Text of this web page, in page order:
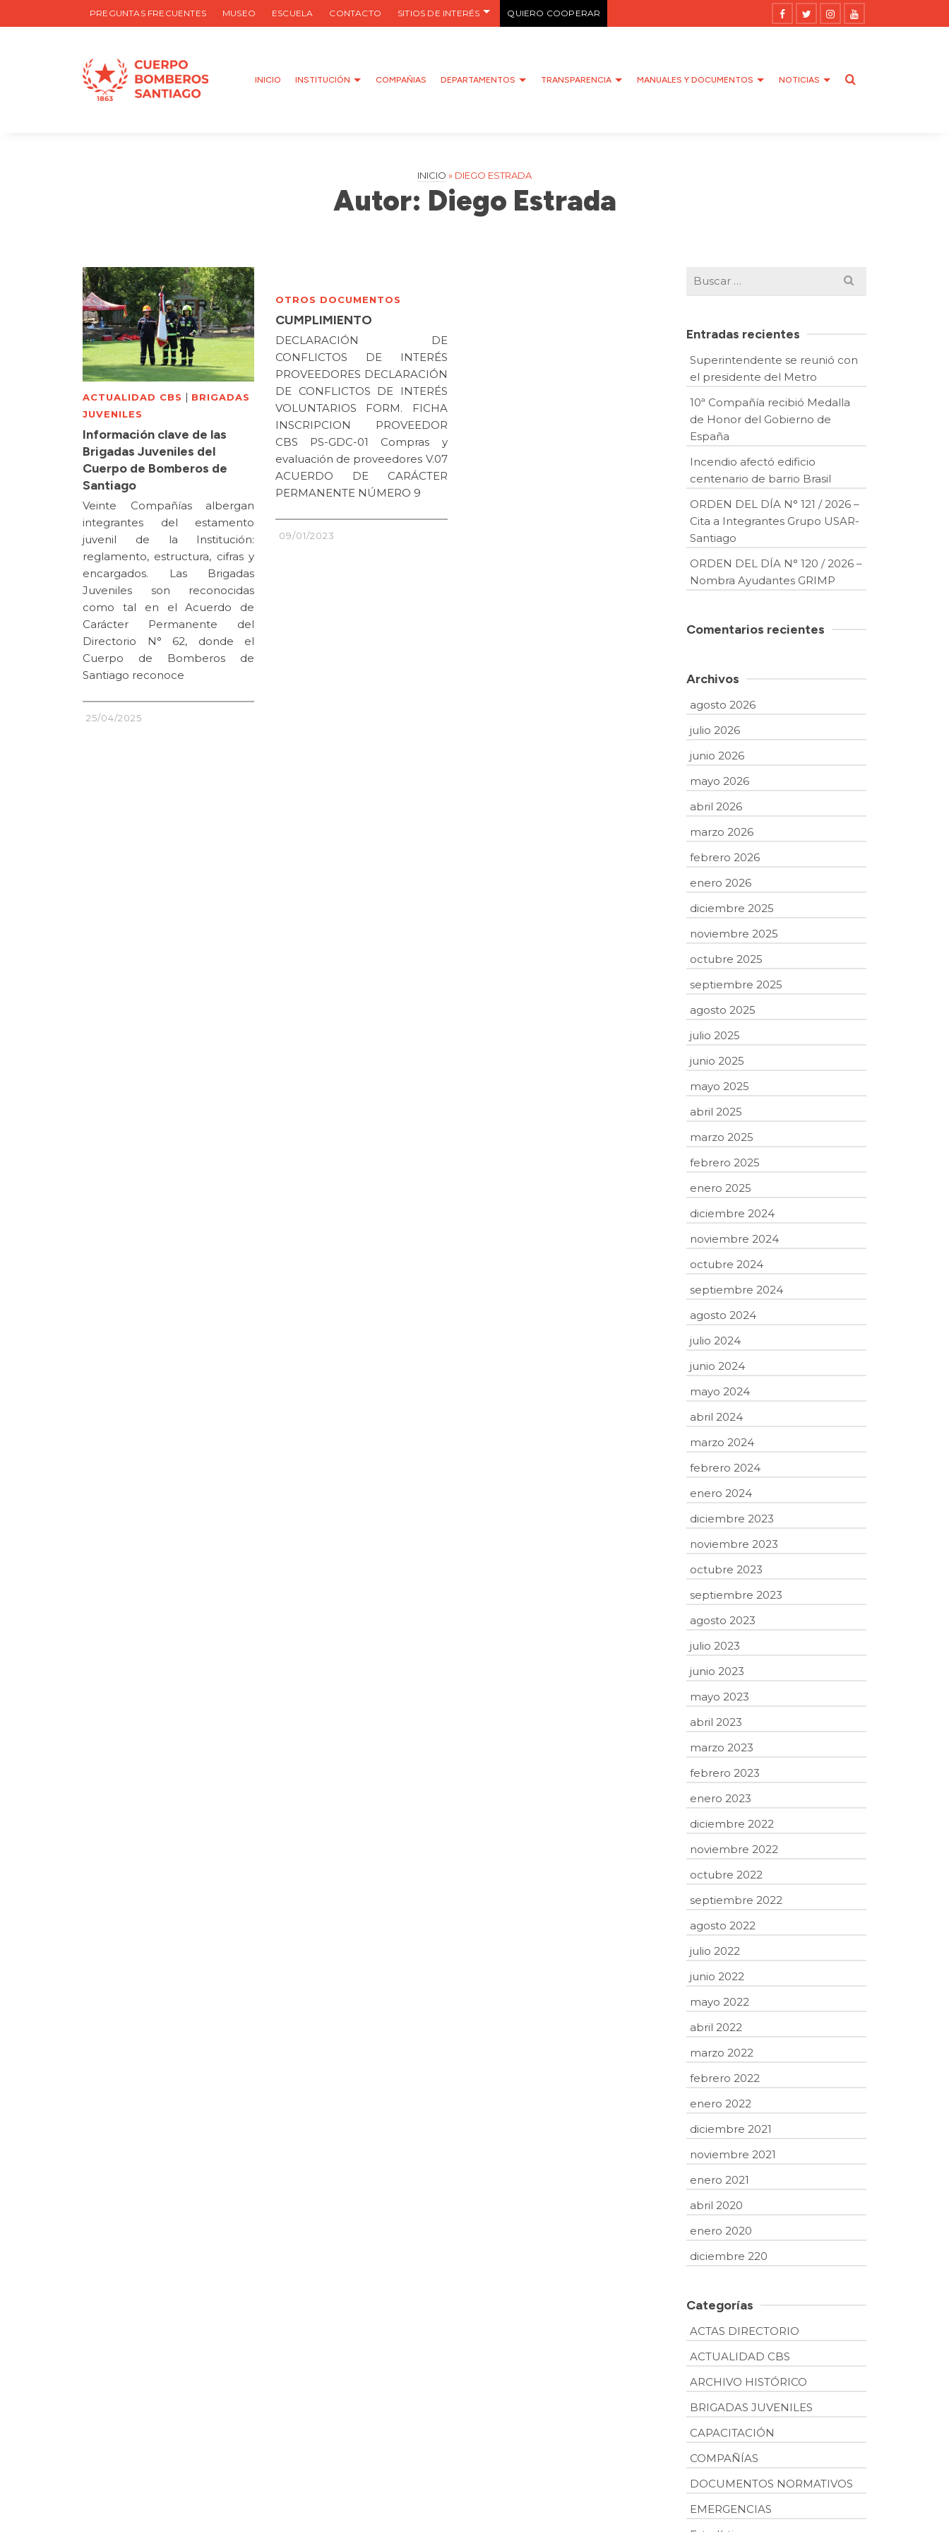
PREGUNTAS FRECUENTES MUSEO ESCUELA CONTACTO SITIOS DE INTERÉS QUIERO COOPERAR
INICIO INSTITUCIÓN COMPAÑIAS DEPARTAMENTOS TRANSPARENCIA MANUALES Y DOCUMENTOS NOTICIAS
INICIO » DIEGO ESTRADA
Autor: Diego Estrada
ACTUALIDAD CBS | BRIGADAS
JUVENILES
Información clave de las
Brigadas Juveniles del
Cuerpo de Bomberos de
Santiago
Veinte Compañías albergan
integrantes del estamento
juvenil de la Institución:
reglamento, estructura, cifras y
encargados. Las Brigadas
Juveniles son reconocidas
como tal en el Acuerdo de
Carácter Permanente del
Directorio N° 62, donde el
Cuerpo de Bomberos de
Santiago reconoce
25/04/2025
OTROS DOCUMENTOS
CUMPLIMIENTO
DECLARACIÓN DE
CONFLICTOS DE INTERÉS
PROVEEDORES DECLARACIÓN
DE CONFLICTOS DE INTERÉS
VOLUNTARIOS FORM. FICHA
INSCRIPCION PROVEEDOR
CBS PS-GDC-01 Compras y
evaluación de proveedores V.07
ACUERDO DE CARÁCTER
PERMANENTE NÚMERO 9
09/01/2023
Buscar
Entradas recientes
Superintendente se reunió con
el presidente del Metro
10ª Compañía recibió Medalla
de Honor del Gobierno de
España
Incendio afectó edificio
centenario de barrio Brasil
ORDEN DEL DÍA N° 121 / 2026 –
Cita a Integrantes Grupo USAR-
Santiago
ORDEN DEL DÍA N° 120 / 2026 –
Nombra Ayudantes GRIMP
Comentarios recientes
Archivos
agosto 2026
julio 2026
junio 2026
mayo 2026
abril 2026
marzo 2026
febrero 2026
enero 2026
diciembre 2025
noviembre 2025
octubre 2025
septiembre 2025
agosto 2025
julio 2025
junio 2025
mayo 2025
abril 2025
marzo 2025
febrero 2025
enero 2025
diciembre 2024
noviembre 2024
octubre 2024
septiembre 2024
agosto 2024
julio 2024
junio 2024
mayo 2024
abril 2024
marzo 2024
febrero 2024
enero 2024
diciembre 2023
noviembre 2023
octubre 2023
septiembre 2023
agosto 2023
julio 2023
junio 2023
mayo 2023
abril 2023
marzo 2023
febrero 2023
enero 2023
diciembre 2022
noviembre 2022
octubre 2022
septiembre 2022
agosto 2022
julio 2022
junio 2022
mayo 2022
abril 2022
marzo 2022
febrero 2022
enero 2022
diciembre 2021
noviembre 2021
enero 2021
abril 2020
enero 2020
diciembre 220
Categorías
ACTAS DIRECTORIO
ACTUALIDAD CBS
ARCHIVO HISTÓRICO
BRIGADAS JUVENILES
CAPACITACIÓN
COMPAÑÍAS
DOCUMENTOS NORMATIVOS
EMERGENCIAS